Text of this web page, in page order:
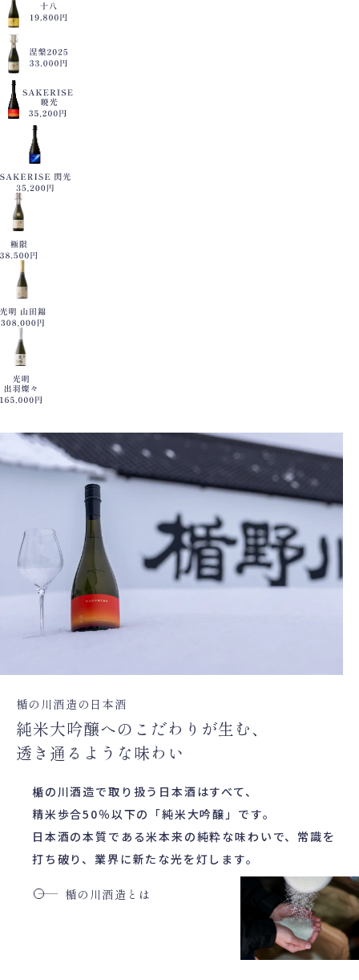
楯の川酒造の日本酒
純米大吟醸へのこだわりが生む、
透き通るような味わい
楯の川酒造で取り扱う日本酒はすべて、
精米歩合50％以下の「純米大吟醸」です。
日本酒の本質である米本来の純粋な味わいで、常識を
打ち破り、業界に新たな光を灯します。
楯の川酒造とは